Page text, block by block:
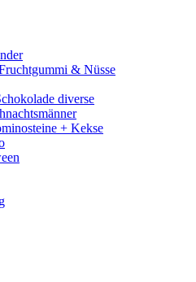
& Nüsse
diverse
+ Kekse